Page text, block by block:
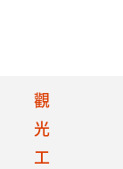
觀
光
工